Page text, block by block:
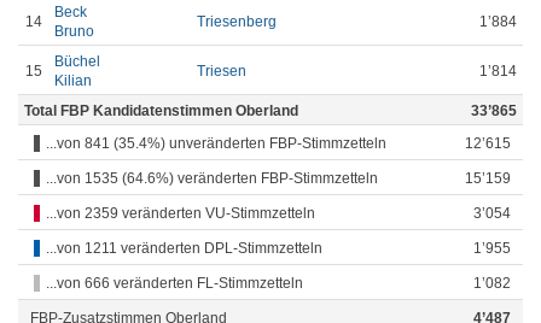
14
Beck
Bruno
Triesenberg 1’884
15
Büchel
Kilian
Triesen 1’814
Total FBP Kandidatenstimmen Oberland
33’865
...von 841 (35.4%) unveränderten FBP-Stimmzetteln
12’615
...von 1535 (64.6%) veränderten FBP-Stimmzetteln 15’159
...von 2359 veränderten VU-Stimmzetteln 3’054
...von 1211 veränderten DPL-Stimmzetteln 1’955
...von 666 veränderten FL-Stimmzetteln 1’082
FBP-Zusatzstimmen Oberland 4’487